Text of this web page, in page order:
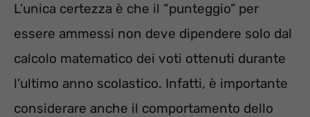
L’unica certezza è che il “punteggio” per
essere ammessi non deve dipendere solo dal
calcolo matematico dei voti ottenuti durante
l’ultimo anno scolastico. Infatti, è importante
considerare anche il comportamento dello